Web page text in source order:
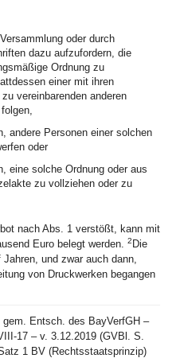
oder durch
dazu aufzufordern, die
Ordnung zu
einer mit ihren
vereinbarenden anderen
andere Personen einer solchen
oder
eine solche Ordnung oder aus
zu vollziehen oder zu
nach Abs. 1 verstößt, kann mit
Euro belegt werden. 2 Die
und zwar auch dann,
von Druckwerken begangen
Entsch. des BayVerfGH –
17 – v. 3.12.2019 (GVBl. S.
1 BV (Rechtsstaatsprinzip)